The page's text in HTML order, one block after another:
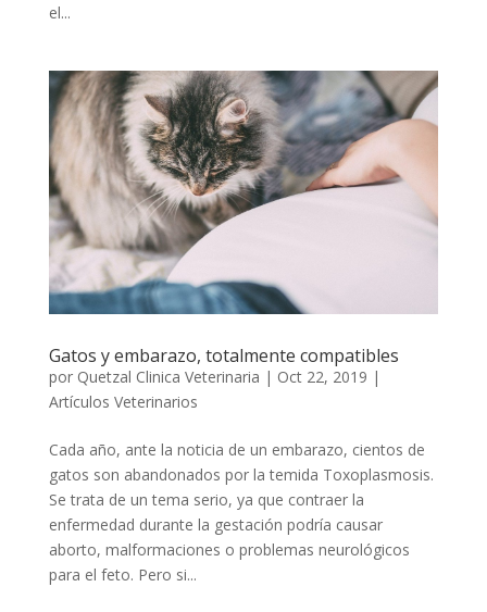
el...
Gatos y embarazo, totalmente compatibles
por Quetzal Clinica Veterinaria | Oct 22, 2019 |
Artículos Veterinarios
Cada año, ante la noticia de un embarazo, cientos de
gatos son abandonados por la temida Toxoplasmosis.
Se trata de un tema serio, ya que contraer la
enfermedad durante la gestación podría causar
aborto, malformaciones o problemas neurológicos
para el feto. Pero si...